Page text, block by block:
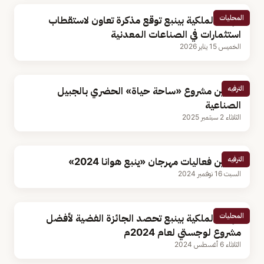
المحليات
الهيئة الملكية بينبع توقع مذكرة تعاون لاستقطاب
استثمارات في الصناعات المعدنية
الخميس 15 يناير 2026
الترفيه
تدشين مشروع «ساحة حياة» الحضري بالجبيل
الصناعية
الثلاثاء 2 سبتمبر 2025
الترفيه
تدشين فعاليات مهرجان «ينبع هوانا 2024»
السبت 16 نوفمبر 2024
المحليات
الهيئة الملكية بينبع تحصد الجائزة الفضية لأفضل
مشروع لوجستي لعام 2024م
الثلاثاء 6 أغسطس 2024